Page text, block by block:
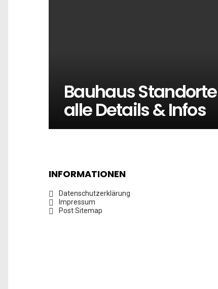
Bauhaus
alle Details & Infos
INFORMATIONEN
Datenschutzerklärung
Impressum
Post Sitemap